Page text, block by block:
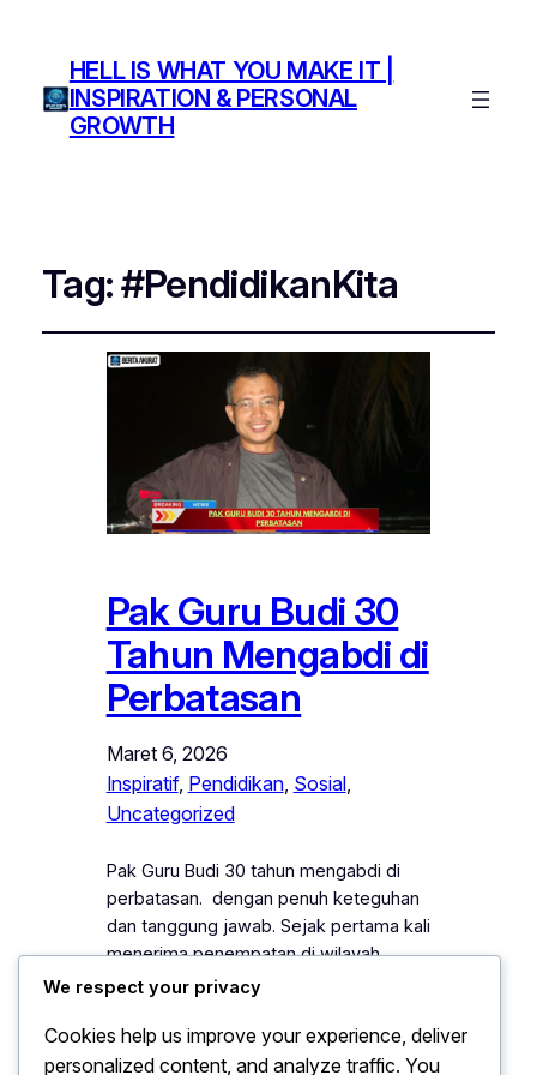
HELL IS WHAT YOU MAKE IT |
INSPIRATION & PERSONAL
GROWTH
Tag:#PendidikanKita
Pak Guru Budi 30
Tahun Mengabdi di
Perbatasan
Maret 6, 2026
Inspiratif, Pendidikan, Sosial
Uncategorized
Pak Guru Budi 30 tahun mengabdi di
perbatasan. dengan penuh keteguhan
dan tanggung jawab. Sejak pertama kali
menerima penempatan di wilayah
terluar negeri, ia langsung memahami
pekerjaan, melainkan panggilan jiwa.
Namun demikian, ia tidak pernah
We respect your privacy
Cookies help us improve your experience, deliver
personalized content, and analyze traffic. You